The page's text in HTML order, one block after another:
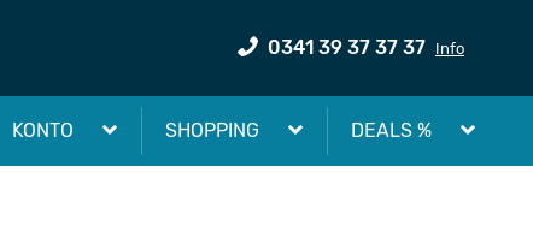
0341 39 37 37 37 Info
KONTO SHOPPING DEALS %